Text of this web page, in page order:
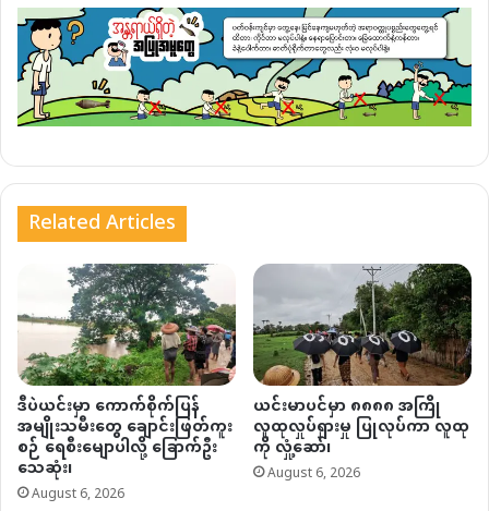
Related Articles
ဒီပဲယင်းမှာ ကောက်စိုက်ပြန်
အမျိုးသမီးတွေ ချောင်းဖြတ်ကူး
စဉ် ရေစီးမျောပါလို့ ခြောက်ဦး
သေဆုံး၊
August 6, 2026
ယင်းမာပင်မှာ ၈၈၈၈ အကြို
လူထုလှုပ်ရှားမှု ပြုလုပ်ကာ လူထု
ကို လှုံ့ဆော်၊
August 6, 2026